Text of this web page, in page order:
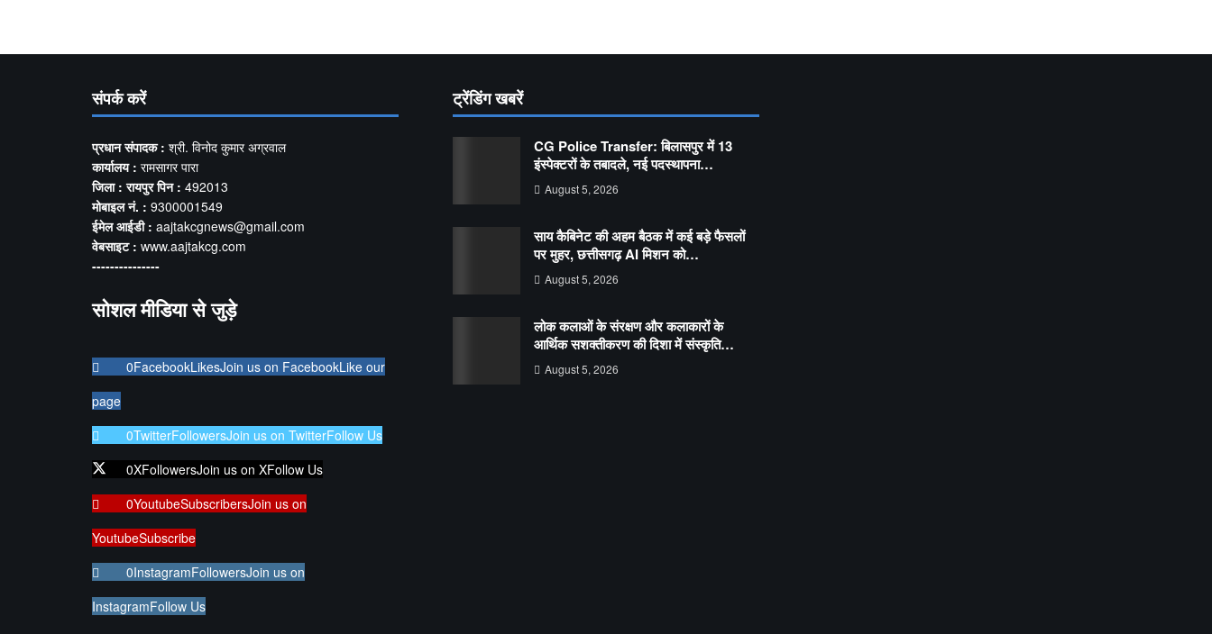
संपर्क करें
प्रधान संपादक : श्री. विनोद कुमार अग्रवाल
कार्यालय : रामसागर पारा
जिला : रायपुर पिन : 492013
मोबाइल नं. : 9300001549
ईमेल आईडी : aajtakcgnews@gmail.com
वेबसाइट : www.aajtakcg.com
---------------
सोशल मीडिया से जुड़े
0FacebookLikesJoin us on FacebookLike our
page
0TwitterFollowersJoin us on TwitterFollow Us
0XFollowersJoin us on XFollow Us
0YoutubeSubscribersJoin us on
YoutubeSubscribe
0InstagramFollowersJoin us on
InstagramFollow Us
ट्रेंडिंग खबरें
CG Police Transfer: बिलासपुर में 13
इंस्पेक्टरों के तबादले, नई पदस्थापना…
August 5, 2026
साय कैबिनेट की अहम बैठक में कई बड़े फैसलों
पर मुहर, छत्तीसगढ़ AI मिशन को…
August 5, 2026
लोक कलाओं के संरक्षण और कलाकारों के
आर्थिक सशक्तीकरण की दिशा में संस्कृति…
August 5, 2026